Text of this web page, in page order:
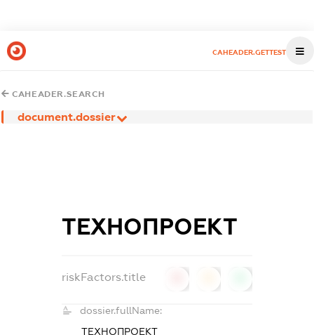
CAHEADER.GETTEST
CAHEADER.SEARCH
document.dossier
ТЕХНОПРОЕКТ
riskFactors.title
dossier.fullName:
ТЕХНОПРОЕКТ